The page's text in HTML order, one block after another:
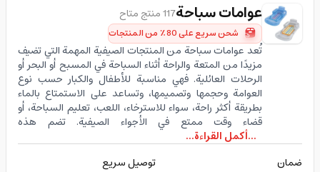
عوامات سباحة117 منتج متاح
شحن سريع على 80٪ من المنتجات
تُعد عوامات سباحة من المنتجات الصيفية المهمة التي تضيف
مزيدًا من المتعة والراحة أثناء السباحة في المسبح أو البحر أو
الرحلات العائلية. فهي مناسبة للأطفال والكبار حسب نوع
العوامة وحجمها وتصميمها، وتساعد على الاستمتاع بالماء
بطريقة أكثر راحة، سواء للاسترخاء، اللعب، تعليم السباحة، أو
قضاء وقت ممتع في الأجواء الصيفية. تضم هذه
...أكمل القراءة...
ضمان
توصيل سريع